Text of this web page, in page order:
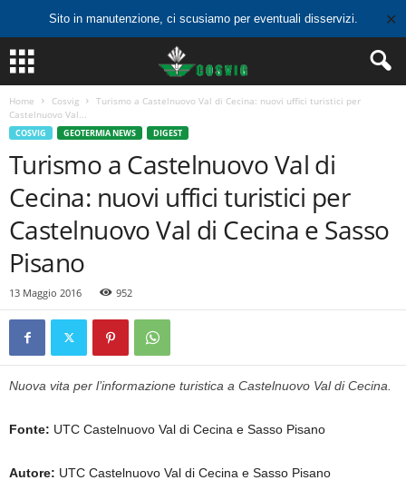
Sito in manutenzione, ci scusiamo per eventuali disservizi. ✕
Home Cosvig
Turismo a Castelnuovo Val di Cecina: nuovi uffici turistici per
Castelnuovo Val...
COSVIG GEOTERMIA NEWS DIGEST
Turismo a Castelnuovo Val di
Cecina: nuovi uffici turistici per
Castelnuovo Val di Cecina e Sasso
Pisano
13 Maggio 2016 952
Nuova vita per l’informazione turistica a Castelnuovo Val di Cecina.
Fonte: UTC Castelnuovo Val di Cecina e Sasso Pisano
Autore: UTC Castelnuovo Val di Cecina e Sasso Pisano